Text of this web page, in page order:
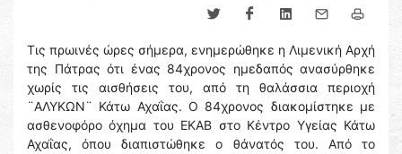
Τις πρωινές ώρες σήμερα, ενημερώθηκε η Λιμενική Αρχή
της Πάτρας ότι ένας 84χρονος ημεδαπός ανασύρθηκε
χωρίς τις αισθήσεις του, από τη θαλάσσια περιοχή
¨ΑΛΥΚΩΝ¨ Κάτω Αχαΐας. Ο 84χρονος διακομίστηκε με
ασθενοφόρο όχημα του ΕΚΑΒ στο Κέντρο Υγείας Κάτω
Αχαΐας, όπου διαπιστώθηκε ο θάνατός του. Από το